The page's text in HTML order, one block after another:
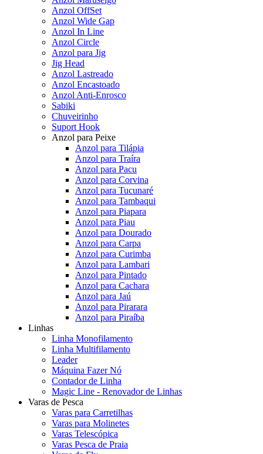
Anzol OffSet
Anzol Wide Gap
Anzol In Line
Anzol Circle
Anzol para Jig
Jig Head
Anzol Lastreado
Anzol Encastoado
Anzol Anti-Enrosco
Sabiki
Chuveirinho
Suport Hook
Anzol para Peixe
Anzol para Tilápia
Anzol para Traíra
Anzol para Pacu
Anzol para Corvina
Anzol para Tucunaré
Anzol para Tambaqui
Anzol para Piapara
Anzol para Piau
Anzol para Dourado
Anzol para Carpa
Anzol para Curimba
Anzol para Lambari
Anzol para Pintado
Anzol para Cachara
Anzol para Jaú
Anzol para Pirarara
Anzol para Piraíba
Linhas
Linha Monofilamento
Linha Multifilamento
Leader
Máquina Fazer Nó
Contador de Linha
Magic Line - Renovador de Linhas
Varas de Pesca
Varas para Carretilhas
Varas para Molinetes
Varas Telescópica
Varas Pesca de Praia